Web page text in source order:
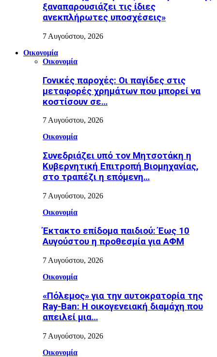
ξαναπαρουσιάζει τις ίδιες
ανεκπλήρωτες υποσχέσεις»
7 Αυγούστου, 2026
Οικονομία
Οικονομία
Γονικές παροχές: Οι παγίδες στις
μεταφορές χρημάτων που μπορεί να
κοστίσουν σε…
7 Αυγούστου, 2026
Οικονομία
Συνεδριάζει υπό τον Μητσοτάκη η
Κυβερνητική Επιτροπή Βιομηχανίας,
στο τραπέζι η επόμενη…
7 Αυγούστου, 2026
Οικονομία
Έκτακτο επίδομα παιδιού: Έως 10
Αυγούστου η προθεσμία για ΑΦΜ
7 Αυγούστου, 2026
Οικονομία
«Πόλεμος» για την αυτοκρατορία της
Ray-Ban: Η οικογενειακή διαμάχη που
απειλεί μια…
7 Αυγούστου, 2026
Οικονομία